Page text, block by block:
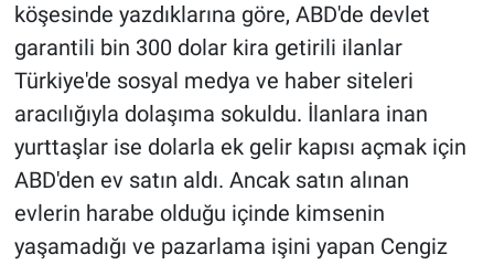
köşesinde yazdıklarına göre, ABD'de devlet
garantili bin 300 dolar kira getirili ilanlar
Türkiye'de sosyal medya ve haber siteleri
aracılığıyla dolaşıma sokuldu. İlanlara inan
yurttaşlar ise dolarla ek gelir kapısı açmak için
ABD'den ev satın aldı. Ancak satın alınan
evlerin harabe olduğu içinde kimsenin
yaşamadığı ve pazarlama işini yapan Cengiz
Kimdir
Koronavirüs
Kültür Sanat
Ne demişti